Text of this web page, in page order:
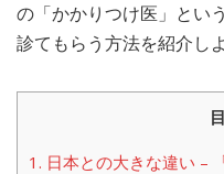
の「かかりつけ医」とい
診てもらう方法を紹介し
1. 日本との大きな違い –